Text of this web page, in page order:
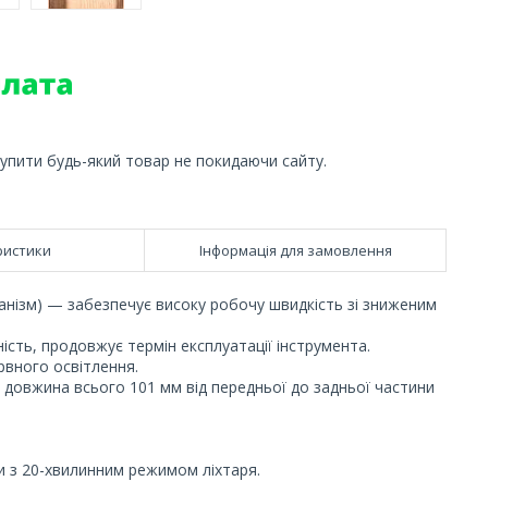
будь-який товар не покидаючи сайту.
Інформація для замовлення
— забезпечує високу робочу швидкість зі зниженим
продовжує термін експлуатації інструмента.
освітлення.
всього 101 мм від передньої до задньої частини
з 20-хвилинним режимом ліхтаря.